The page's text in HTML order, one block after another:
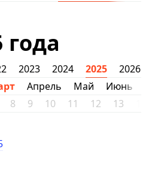
2023 2024 2025
2026
Апрель Май Июнь
8 9 10 11 12 13